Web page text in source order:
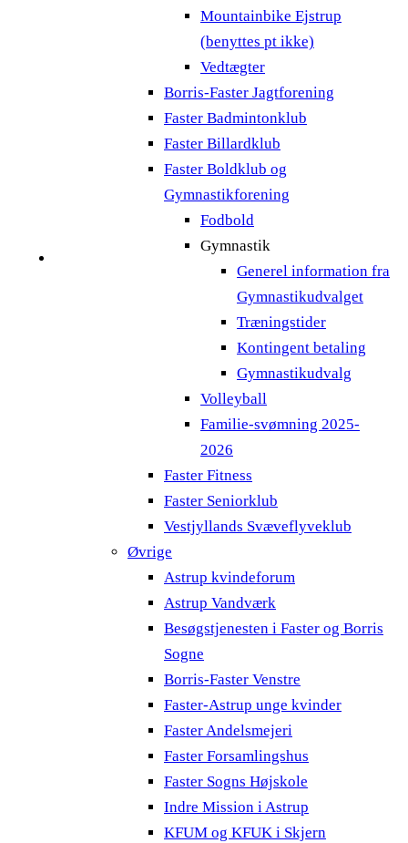
Mountainbike Ejstrup
(benyttes pt ikke)
Vedtægter
Borris-Faster Jagtforening
Faster Badmintonklub
Faster Billardklub
Faster Boldklub og
Gymnastikforening
Fodbold
Gymnastik
Generel information fra
Gymnastikudvalget
Træningstider
Kontingent betaling
Gymnastikudvalg
Volleyball
Familie-svømning 2025-
2026
Faster Fitness
Faster Seniorklub
Vestjyllands Svæveflyveklub
Øvrige
Astrup kvindeforum
Astrup Vandværk
Besøgstjenesten i Faster og Borris
Sogne
Borris-Faster Venstre
Faster-Astrup unge kvinder
Faster Andelsmejeri
Faster Forsamlingshus
Faster Sogns Højskole
Indre Mission i Astrup
KFUM og KFUK i Skjern